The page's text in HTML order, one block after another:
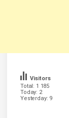
Total: 1 185
Today: 2
Yesterday: 9
Visitors